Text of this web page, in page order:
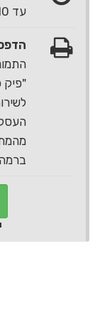
עד 10 ימי עסקים (במשלוח או באיסוף עצמי)
"פיק